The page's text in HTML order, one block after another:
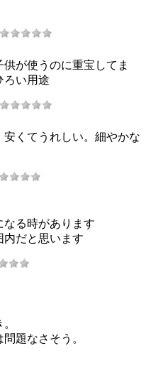
が使うのに重宝してま
ろい用途
くてうれしい。細やかな
る時があります
内だと思います
題なさそう。